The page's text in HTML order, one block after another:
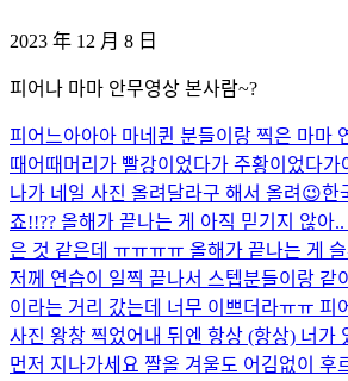
2023 年 12 月 8 日
피어나 마마 안무영상 본사람~?
피어느아아아 마네퀸 분들이랑 찍은 마마
때어때 머리가 빨강이었다가 주황이었다가
나가 네일 사진 올려달라구 해서 올려😉한
죠!!?? 올해가 끝나는 게 아직 믿기지 않아
은 것 같은데 ㅠㅠㅠㅠ 올해가 끝나는 게
저께 연습이 일찍 끝나서 스텝분들이랑 같
이라는 거리 갔는데 너무 이쁘더라ㅠㅠ 피
사진 왕창 찍었어 내 뒤엔 항상 (항상) 너
먼저 지나가세요 짤올 겨울도 어김없이 후